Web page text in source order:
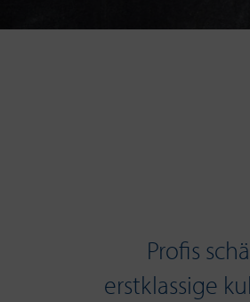
Profis
erstklassige